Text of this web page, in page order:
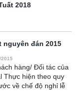
2018
đán 2015
hàng/ Đối tác của
Thực hiện theo quy
về chế độ nghỉ lễ